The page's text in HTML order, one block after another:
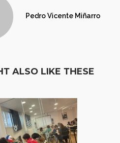
Pedro Vicente Miñarro
ALSO LIKE THESE